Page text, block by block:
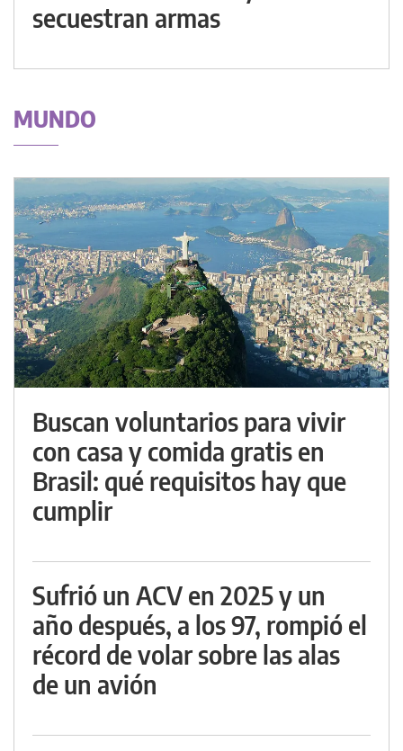
secuestran armas
MUNDO
Buscan voluntarios para vivir
con casa y comida gratis en
Brasil: qué requisitos hay que
cumplir
Sufrió un ACV en 2025 y un
año después, a los 97, rompió el
récord de volar sobre las alas
de un avión